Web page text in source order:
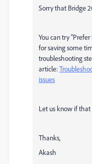
Sorry that Bridge
You can try
for saving some
troubleshooting
article:
issues
Let us know if that
Thanks,
Akash